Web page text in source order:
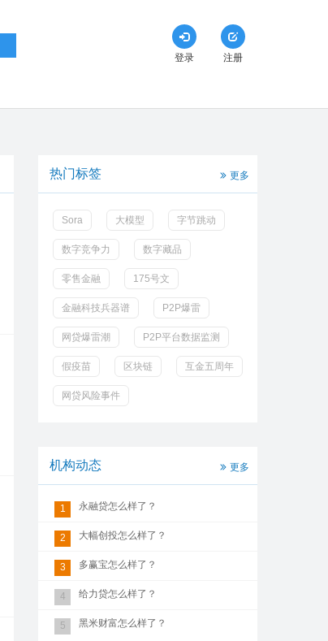
登录 注册
热门标签 更多
Sora 大模型 字节跳动
数字竞争力 数字藏品
零售金融 175号文
金融科技兵器谱 P2P爆雷
网贷爆雷潮 P2P平台数据监测
假疫苗 区块链 互金五周年
网贷风险事件
机构动态 更多
1 永融贷怎么样了？
2 大幅创投怎么样了？
3 多赢宝怎么样了？
4 给力贷怎么样了？
5 黑米财富怎么样了？